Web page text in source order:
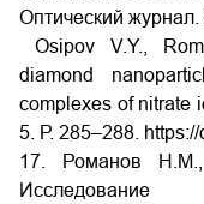
Оптический
Osipov V.Y.,
diamond
complexes of nitrate
5. Р. 285–288.
17. Романов